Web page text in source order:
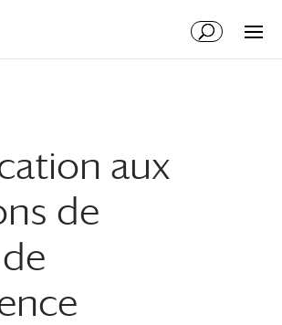
aux
de